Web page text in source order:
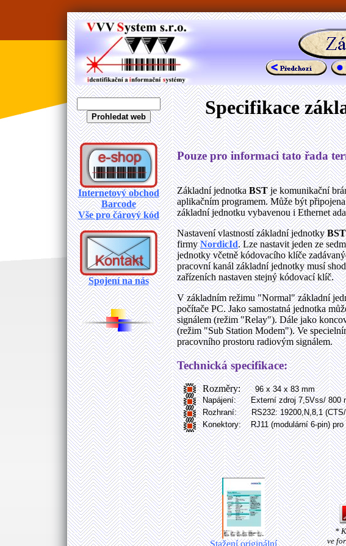
Internetový obchod
Barcode
Vše pro čárový kód
Spojení na nás
Specifikace
Pouze pro informaci tato řada
Základní jednotkaBSTje komunikační
aplikačním programem. Může být
základní jednotku vybavenou i Ethernet
Nastavení vlastností základní jednotkyBST
firmyNordicId. Lze nastavit jeden ze
jednotky včetně kódovacího klíče
pracovní kanál základní jednotky musí
zařízeních nastaven stejný kódovací klíč.
V základním režimu "Normal" základní
počítače PC. Jako samostatná jednotka
signálem (režim "Relay"). Dále jako
(režim "Sub Station Modem"). Ve
pracovního prostoru radiovým signálem.
Technická specifikace:
Rozměry:96 x 34 x 83 mm
Napájení: Externí zdroj 7,5Vss/ 800
Rozhraní: RS232: 19200,N,8,1 (CTS/
Konektory: RJ11 (modulární 6-pin) pro
*
ve